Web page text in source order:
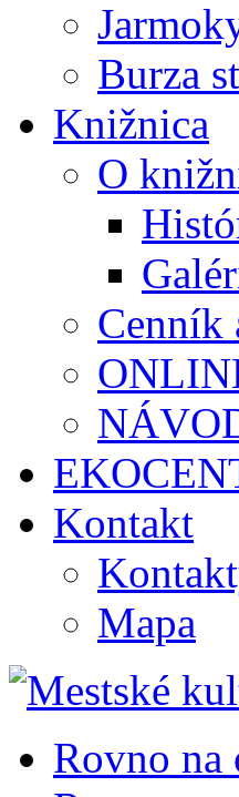
Burza
Knižnica
O
Cenník
Kontakt
Mapa
Rovno na